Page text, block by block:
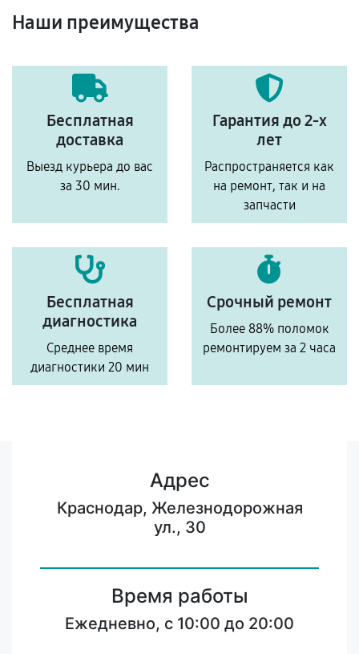
Наши преимущества
Бесплатная
доставка
Выезд курьера до вас
за 30 мин.
Гарантия до 2-х
лет
Распространяется как
на ремонт, так и на
запчасти
Бесплатная
диагностика
Среднее время
диагностики 20 мин
Срочный ремонт
Более 88% поломок
ремонтируем за 2 часа
Адрес
Краснодар, Железнодорожная
ул., 30
Время работы
Ежедневно, с 10:00 до 20:00